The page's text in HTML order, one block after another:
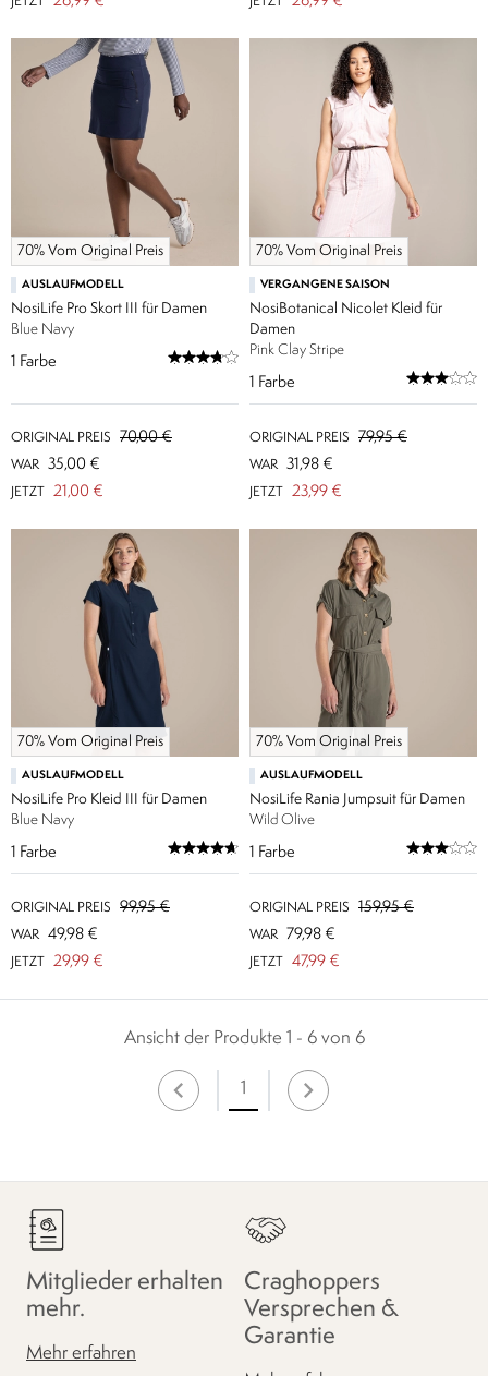
70% Vom Original Preis
AUSLAUFMODELL
NosiLife Pro Skort III für Damen
Blue Navy
1 Farbe
ORIGINAL PREIS 70,00 €
WAR 35,00 €
JETZT 21,00 €
70% Vom Original Preis
VERGANGENE SAISON
NosiBotanical Nicolet Kleid für
Damen
Pink Clay Stripe
1 Farbe
ORIGINAL PREIS 79,95 €
WAR 31,98 €
JETZT 23,99 €
70% Vom Original Preis
AUSLAUFMODELL
NosiLife Pro Kleid III für Damen
Blue Navy
1 Farbe
ORIGINAL PREIS 99,95 €
WAR 49,98 €
JETZT 29,99 €
70% Vom Original Preis
AUSLAUFMODELL
NosiLife Rania Jumpsuit für Damen
Wild Olive
1 Farbe
ORIGINAL PREIS 159,95 €
WAR 79,98 €
JETZT 47,99 €
Ansicht der Produkte 1 - 6 von 6
1
Mitglieder erhalten
mehr.
Mehr erfahren
Craghoppers
Versprechen &
Garantie